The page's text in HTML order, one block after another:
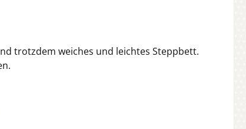
trotzdem weiches und leichtes Steppbett.